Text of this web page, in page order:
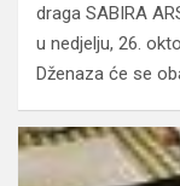
draga SABIRA
u nedjelju, 26.
Dženaza će se